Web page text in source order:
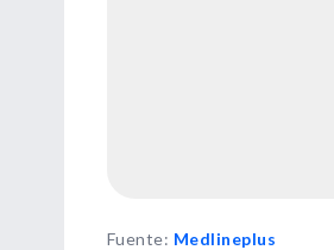
Fuente: Medlineplus